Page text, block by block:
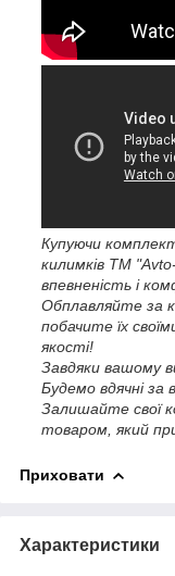
Купуючи
килимків ТМ
впевненість і
Обплавляйте за
побачите їх
якості!
Завдяки вашому
Будемо вдячні за
Залишайте свої
товаром,
Приховати
Характеристики